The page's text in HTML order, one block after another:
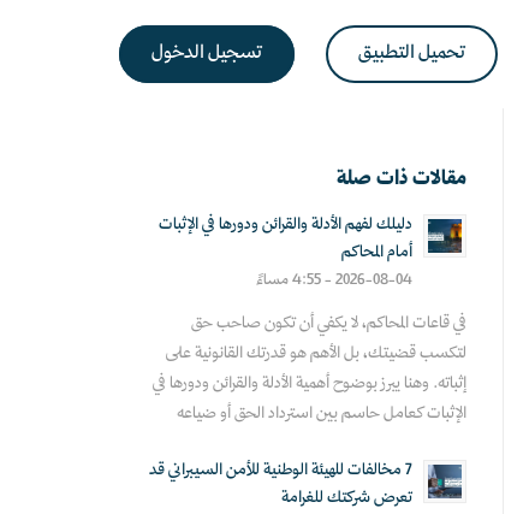
تحميل التطبيق تسجيل الدخول
مقالات ذات صلة
دليلك لفهم الأدلة والقرائن ودورها في الإثبات
أمام المحاكم
2026-08-04 - 4:55 مساءً
في قاعات المحاكم، لا يكفي أن تكون صاحب حق
لتكسب قضيتك، بل الأهم هو قدرتك القانونية على
إثباته. وهنا يبرز بوضوح أهمية الأدلة والقرائن ودورها في
الإثبات كعامل حاسم بين استرداد الحق أو ضياعه
7 مخالفات للهيئة الوطنية للأمن السيبراني قد
تعرض شركتك للغرامة